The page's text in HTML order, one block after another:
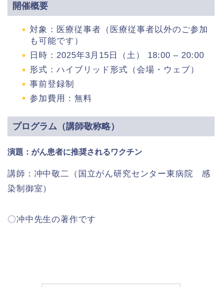
開催概要
対象：医療従事者（医療従事者以外のご参加
も可能です）
日時：2025年3月15日（土） 18:00 – 20:00
形式：ハイブリッド形式（会場・ウェブ）
事前登録制
参加費用：無料
プログラム（講師敬称略）
演題：がん患者に推奨されるワクチン
講師：冲中敬二（国立がん研究センター東病院 感
染制御室）
〇冲中先生の著作です